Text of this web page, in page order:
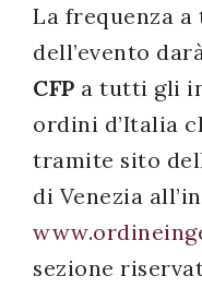
La frequenza
dell’evento
CFP a tutti gli
ordini d’Italia
tramite sito
di Venezia
sezione